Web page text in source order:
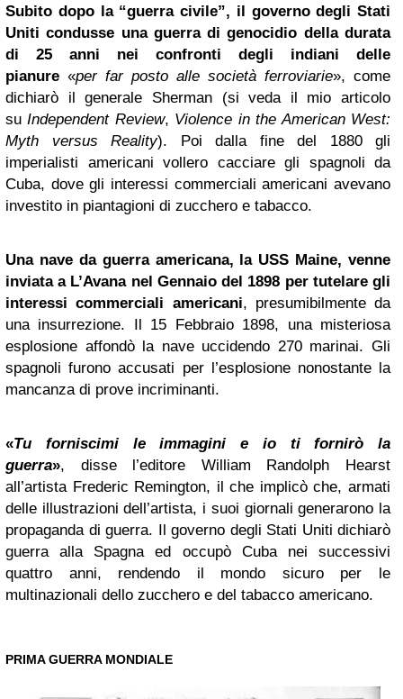
Subito dopo la “guerra civile”, il governo degli Stati
Uniti condusse una guerra di genocidio della durata
di 25 anni nei confronti degli indiani delle
pianure «per far posto alle società ferroviarie», come
dichiarò il generale Sherman (si veda il mio articolo
su Independent Review, Violence in the American West:
Myth versus Reality). Poi dalla fine del 1880 gli
imperialisti americani vollero cacciare gli spagnoli da
Cuba, dove gli interessi commerciali americani avevano
investito in piantagioni di zucchero e tabacco.
Una nave da guerra americana, la USS Maine, venne
inviata a L’Avana nel Gennaio del 1898 per tutelare gli
interessi commerciali americani, presumibilmente da
una insurrezione. Il 15 Febbraio 1898, una misteriosa
esplosione affondò la nave uccidendo 270 marinai. Gli
spagnoli furono accusati per l’esplosione nonostante la
mancanza di prove incriminanti.
«Tu forniscimi le immagini e io ti fornirò la
guerra», disse l’editore William Randolph Hearst
all’artista Frederic Remington, il che implicò che, armati
delle illustrazioni dell’artista, i suoi giornali generarono la
propaganda di guerra. Il governo degli Stati Uniti dichiarò
guerra alla Spagna ed occupò Cuba nei successivi
quattro anni, rendendo il mondo sicuro per le
multinazionali dello zucchero e del tabacco americano.
PRIMA GUERRA MONDIALE